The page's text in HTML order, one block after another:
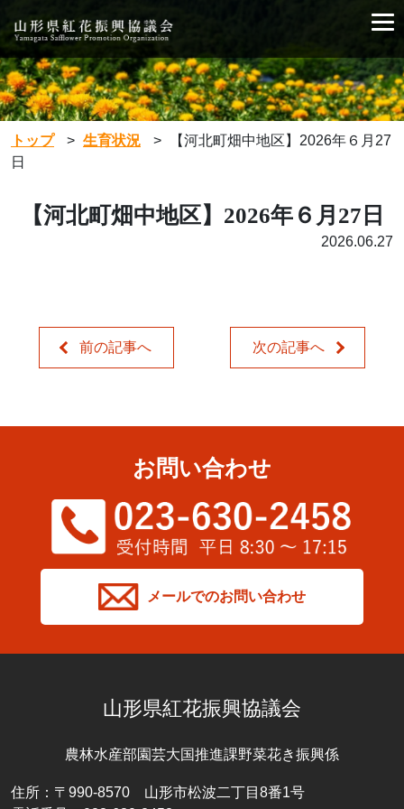
トップ > 生育状況 >
【河北町畑中地区】2026年６月27
日
【河北町畑中地区】2026年６月27日
2026.06.27
前の記事へ 次の記事へ
お問い合わせ
メールでのお問い合わせ
山形県紅花振興協議会
農林水産部園芸大国推進課野菜花き振興係
住所：〒990-8570 山形市松波二丁目8番1号